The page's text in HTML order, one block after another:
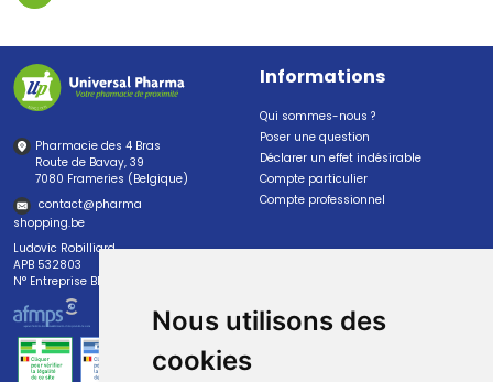
Nous utilisons des
cookies
Pharmacie des 4 Bras
Route de Bavay, 39
7080 Frameries (Belgique)
contact@pharma
shopping.be
Ludovic Robilliard
APB 532803
N° Entreprise BE0447.382.113
Informations
Qui sommes-nous ?
Poser une question
Déclarer un effet indésirable
Compte particulier
Compte professionnel